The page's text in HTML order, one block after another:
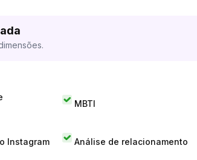
MBTI
Instagram Análise de relacionamento